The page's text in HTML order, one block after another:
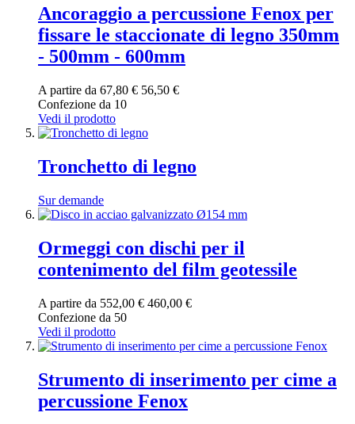
Ancoraggio a percussione Fenox per
fissare le staccionate di legno 350mm
- 500mm - 600mm
A partire da 67,80 € 56,50 €
Confezione da 10
Vedi il prodotto
Tronchetto di legno
Sur demande
Ormeggi con dischi per il
contenimento del film geotessile
A partire da 552,00 € 460,00 €
Confezione da 50
Vedi il prodotto
Strumento di inserimento per cime a
percussione Fenox